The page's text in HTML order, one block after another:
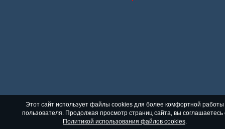
Этот сайт использует файлы cookies для более комфортной работы
пользователя. Продолжая просмотр страниц сайта, вы соглашаетесь
Политикой использования файлов cookies